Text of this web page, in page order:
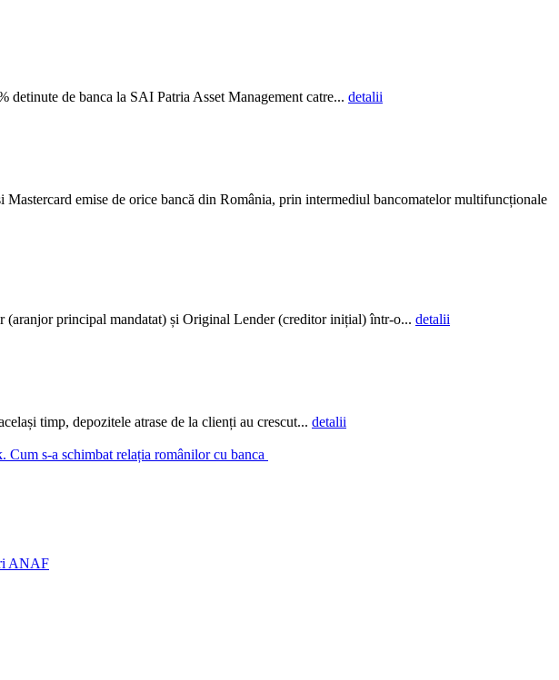
detinute de banca la SAI Patria Asset Management catre... detalii
emise de orice bancă din România, prin intermediul bancomatelor multifuncționale
principal mandatat) și Original Lender (creditor inițial) într-o... detalii
timp, depozitele atrase de la clienți au crescut... detalii
s-a schimbat relația românilor cu banca
ANAF